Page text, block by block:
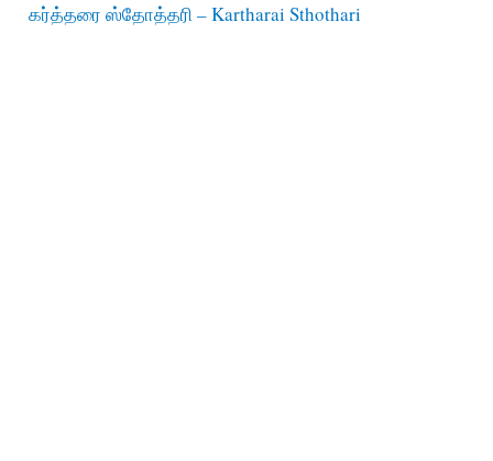
கர்த்தரை ஸ்தோத்தரி – Kartharai Sthothari